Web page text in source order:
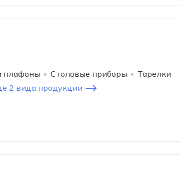
плафоны Столовые приборы
Тарелки
2 вида продукции